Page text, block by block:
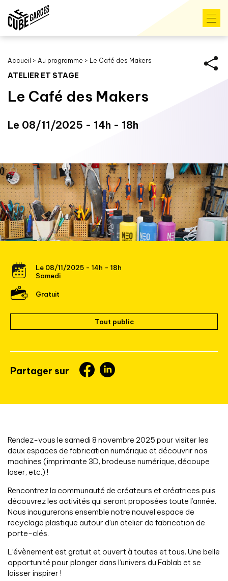
Accueil > Au programme > Le Café des Makers
ATELIER ET STAGE
Le Café des Makers
Le 08/11/2025 - 14h - 18h
Le 08/11/2025 - 14h - 18h
Samedi
Gratuit
Tout public
Partager sur
Rendez-vous le samedi 8 novembre 2025 pour visiter les
deux espaces de fabrication numérique et découvrir nos
machines (imprimante 3D, brodeuse numérique, découpe
laser, etc.) !
Rencontrez la communauté de créateurs et créatrices puis
découvrez les activités qui seront proposées toute l’année.
Nous inaugurerons ensemble notre nouvel espace de
recyclage plastique autour d’un atelier de fabrication de
porte-clés.
L’évènement est gratuit et ouvert à toutes et tous. Une belle
opportunité pour plonger dans l’univers du Fablab et se
laisser inspirer !